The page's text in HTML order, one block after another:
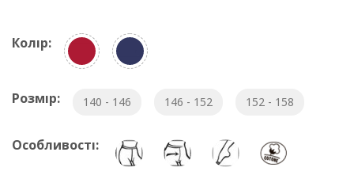
Колір:
Розмір: 140 - 146 146 - 152 152 - 158
Особливості: